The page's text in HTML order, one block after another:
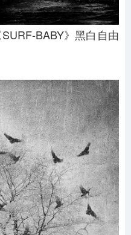
BABY》黑白自由